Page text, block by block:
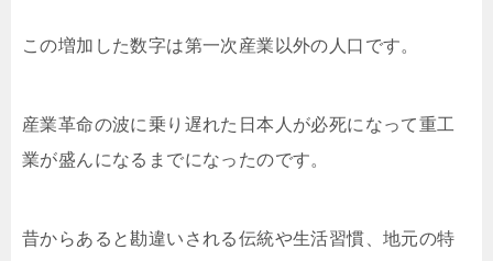
この増加した数字は第一次産業以外の人口です。
産業革命の波に乗り遅れた日本人が必死になって重工
業が盛んになるまでになったのです。
昔からあると勘違いされる伝統や生活習慣、地元の特